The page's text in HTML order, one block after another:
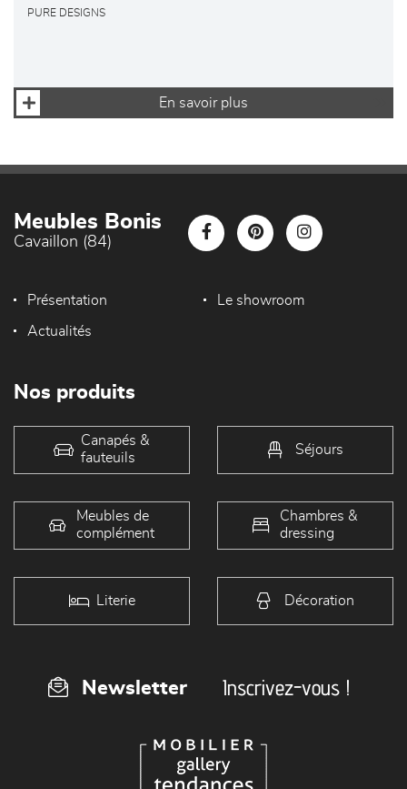
PURE DESIGNS
En savoir plus
Meubles Bonis
Cavaillon (84)
Présentation Le showroom
Actualités
Nos produits
Canapés &
fauteuils
Séjours
Meubles de
complément
Chambres &
dressing
Literie Décoration
Newsletter Inscrivez-vous !